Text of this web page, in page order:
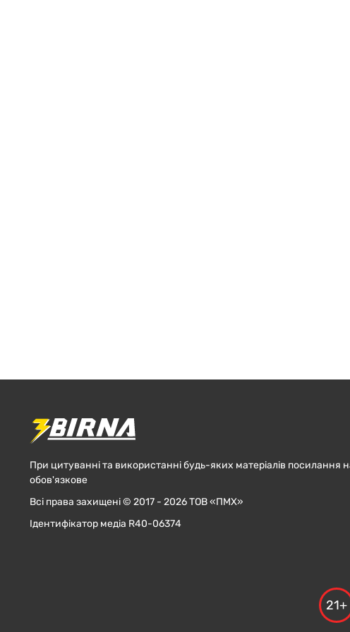
При цитуванні та використанні будь-яких матеріалів посилання
обов'язкове
Всі права захищені © 2017 - 2026 ТОВ «ПМХ»
Ідентифікатор медіа R40-06374
21+